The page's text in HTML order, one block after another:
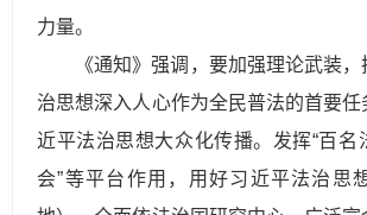
力量。
《通知》强调，要加强理论武装
治思想深入人心作为全民普法的首要
近平法治思想大众化传播。发挥“百名
会”等平台作用，用好习近平法治思